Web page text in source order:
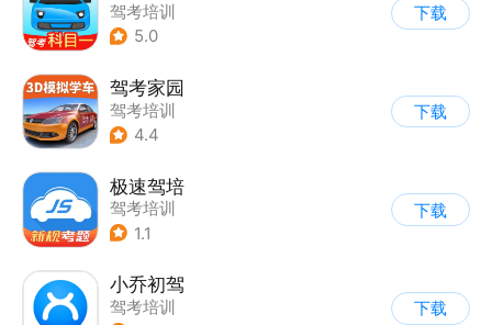
驾考培训
5.0
下载
驾考家园
驾考培训
4.4
下载
极速驾培
驾考培训
1.1
下载
小乔初驾
驾考培训
下载